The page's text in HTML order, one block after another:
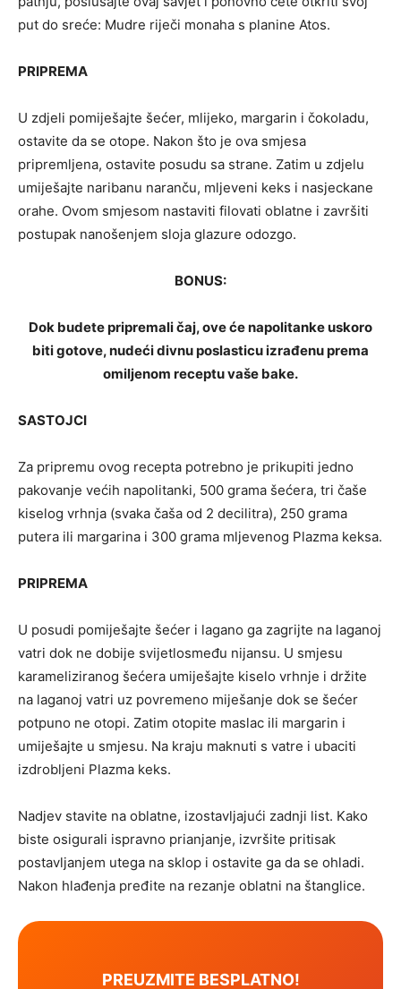
put do sreće: Mudre riječi monaha s planine Atos.
PRIPREMA
U zdjeli pomiješajte šećer, mlijeko, margarin i čokoladu,
ostavite da se otope. Nakon što je ova smjesa
pripremljena, ostavite posudu sa strane. Zatim u zdjelu
umiješajte naribanu naranču, mljeveni keks i nasjeckane
orahe. Ovom smjesom nastaviti filovati oblatne i završiti
postupak nanošenjem sloja glazure odozgo.
BONUS:
Dok budete pripremali čaj, ove će napolitanke uskoro
biti gotove, nudeći divnu poslasticu izrađenu prema
omiljenom receptu vaše bake.
SASTOJCI
Za pripremu ovog recepta potrebno je prikupiti jedno
pakovanje većih napolitanki, 500 grama šećera, tri čaše
kiselog vrhnja (svaka čaša od 2 decilitra), 250 grama
putera ili margarina i 300 grama mljevenog Plazma keksa.
PRIPREMA
U posudi pomiješajte šećer i lagano ga zagrijte na laganoj
vatri dok ne dobije svijetlosmeđu nijansu. U smjesu
karameliziranog šećera umiješajte kiselo vrhnje i držite
na laganoj vatri uz povremeno miješanje dok se šećer
potpuno ne otopi. Zatim otopite maslac ili margarin i
umiješajte u smjesu. Na kraju maknuti s vatre i ubaciti
izdrobljeni Plazma keks.
Nadjev stavite na oblatne, izostavljajući zadnji list. Kako
biste osigurali ispravno prianjanje, izvršite pritisak
postavljanjem utega na sklop i ostavite ga da se ohladi.
Nakon hlađenja pređite na rezanje oblatni na štanglice.
PREUZMITE BESPLATNO!